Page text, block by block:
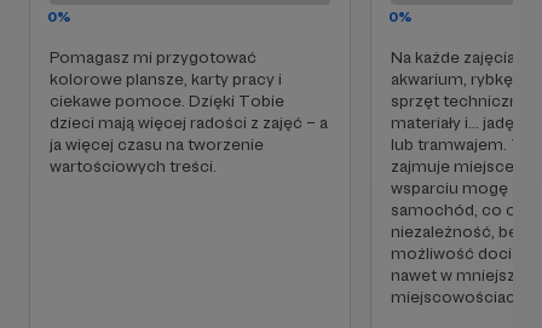
wesprzeć – spełnisz jedno z moich marzeń 💙
Ogromnie dziękuję za wsparcie,
Kinga Smyk
0%
Pomagasz mi przygotować
kolorowe plansze, karty pracy i
ciekawe pomoce. Dzięki Tobie
dzieci mają więcej radości z zajęć – a
ja więcej czasu na tworzenie
wartościowych treści.
0%
Na każde zajęcia
akwarium, rybkę,
sprzęt techniczny i
materiały i... jadę z
lub tramwajem. To
zajmuje miejsce.
wsparciu mogę
samochód, co
niezależność,
możliwość
nawet w mniejszych
miejscowościach.